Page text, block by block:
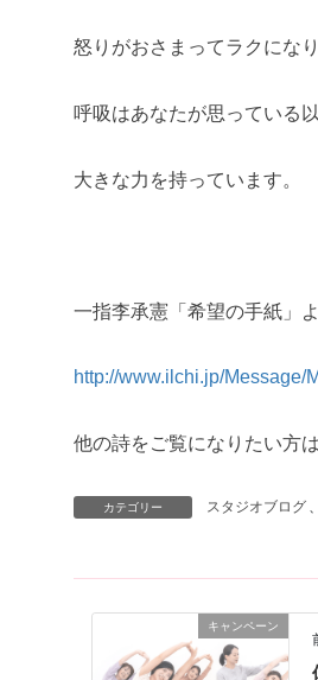
怒りがおさまってラクにな
呼吸はあなたが思っている
大きな力を持っています。
一指李承憲「希望の手紙」
http://www.ilchi.jp/Message/
他の詩をご覧になりたい方
カテゴリー スタジオブログ
キャンペーン